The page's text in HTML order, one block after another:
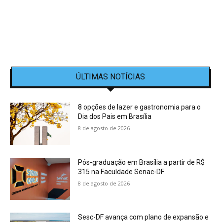
ÚLTIMAS NOTÍCIAS
8 opções de lazer e gastronomia para o
Dia dos Pais em Brasília
8 de agosto de 2026
Pós-graduação em Brasília a partir de R$
315 na Faculdade Senac-DF
8 de agosto de 2026
Sesc-DF avança com plano de expansão e